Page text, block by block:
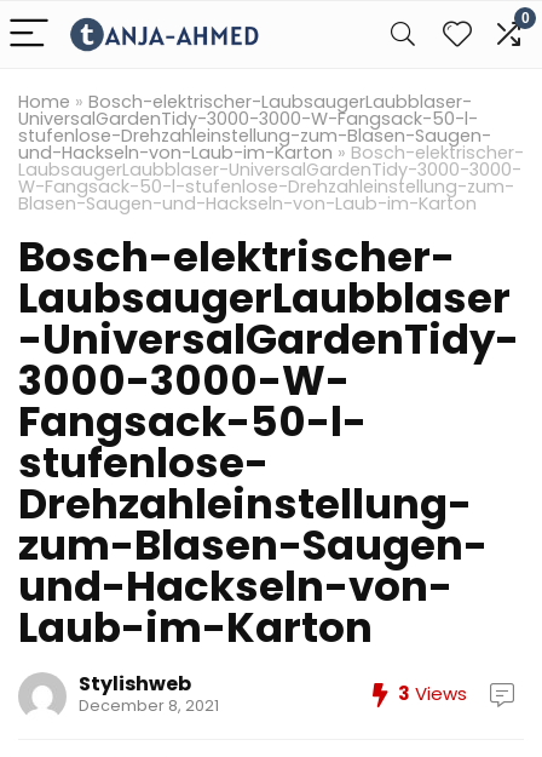
0
Home » Bosch-elektrischer-LaubsaugerLaubblaser-
UniversalGardenTidy-3000-3000-W-Fangsack-50-l-
stufenlose-Drehzahleinstellung-zum-Blasen-Saugen-
und-Hackseln-von-Laub-im-Karton » Bosch-elektrischer-
LaubsaugerLaubblaser-UniversalGardenTidy-3000-3000-
W-Fangsack-50-l-stufenlose-Drehzahleinstellung-zum-
Blasen-Saugen-und-Hackseln-von-Laub-im-Karton
Bosch-elektrischer-
LaubsaugerLaubblaser
-UniversalGardenTidy-
3000-3000-W-
Fangsack-50-l-
stufenlose-
Drehzahleinstellung-
zum-Blasen-Saugen-
und-Hackseln-von-
Laub-im-Karton
Stylishweb
December 8, 2021 3 Views